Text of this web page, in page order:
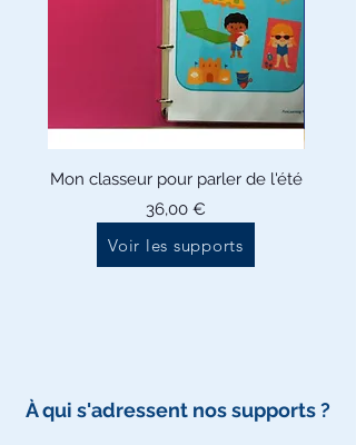
Mon classeur pour parler de l'été
Prix
36,00 €
Voir les supports
À qui s'adressent nos supports ?